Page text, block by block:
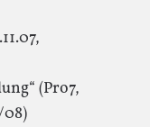
(Pro7,